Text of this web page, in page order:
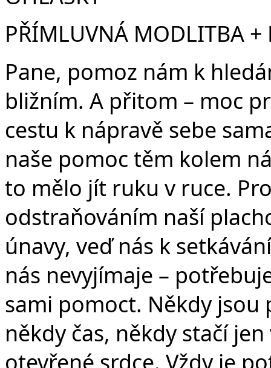
PŘÍMLUVNÁ MODLITBA +
Pane, pomoz nám k
bližním. A přitom – moc
cestu k nápravě sebe
naše pomoc těm kolem
to mělo jít ruku v ruce.
odstraňováním naší
únavy, veď nás k
nás nevyjímaje –
sami pomoct. Někdy jsou
někdy čas, někdy stačí
otevřené srdce. Vždy je